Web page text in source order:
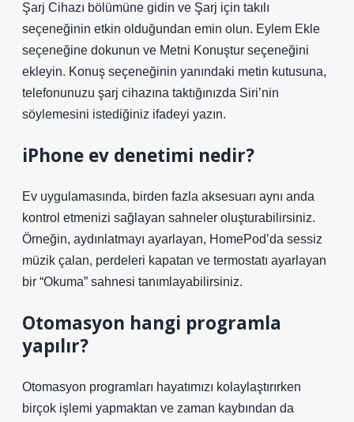
Şarj Cihazı bölümüne gidin ve Şarj için takılı
seçeneğinin etkin olduğundan emin olun. Eylem Ekle
seçeneğine dokunun ve Metni Konuştur seçeneğini
ekleyin. Konuş seçeneğinin yanındaki metin kutusuna,
telefonunuzu şarj cihazına taktığınızda Siri’nin
söylemesini istediğiniz ifadeyi yazın.
iPhone ev denetimi nedir?
Ev uygulamasında, birden fazla aksesuarı aynı anda
kontrol etmenizi sağlayan sahneler oluşturabilirsiniz.
Örneğin, aydınlatmayı ayarlayan, HomePod’da sessiz
müzik çalan, perdeleri kapatan ve termostatı ayarlayan
bir “Okuma” sahnesi tanımlayabilirsiniz.
Otomasyon hangi programla
yapılır?
Otomasyon programları hayatımızı kolaylaştırırken
birçok işlemi yapmaktan ve zaman kaybından da